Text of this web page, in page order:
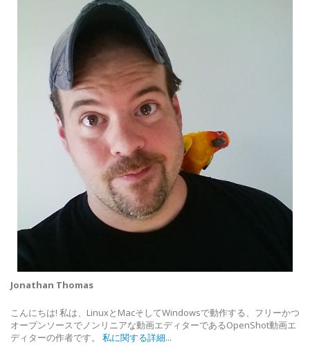
Jonathan Thomas
こんにちは! 私は、LinuxとMacそしてWindowsで動作する、フリーかつ
オープンソースでノンリニアな動画エディターであるOpenShot動画エ
ディターの作者です。 私に関する詳細...